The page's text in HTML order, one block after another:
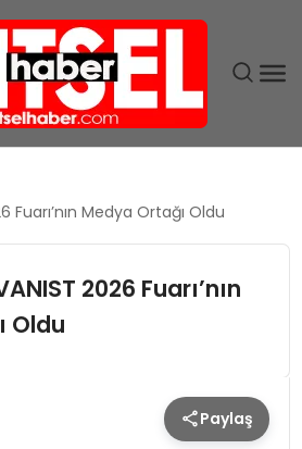
Fuarı’nın Medya Ortağı Oldu
2026 Fuarı’nın
Oldu
Paylaş